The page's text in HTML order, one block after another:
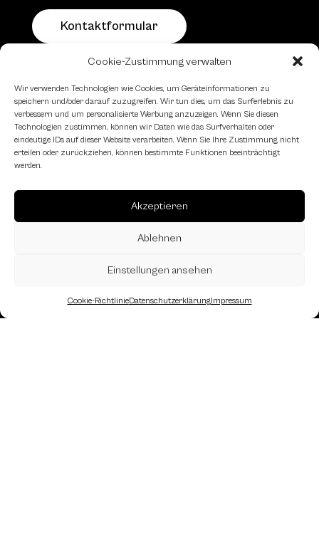
Cookie-Zustimmung verwalten
Wir verwenden Technologien wie Cookies, um Geräteinformationen zu
speichern und/oder darauf zuzugreifen. Wir tun dies, um das Surferlebnis zu
verbessern und um personalisierte Werbung anzuzeigen. Wenn Sie diesen
Technologien zustimmen, können wir Daten wie das Surfverhalten oder
eindeutige IDs auf dieser Website verarbeiten. Wenn Sie Ihre Zustimmung nicht
erteilen oder zurückziehen, können bestimmte Funktionen beeinträchtigt
werden.
Akzeptieren
Ablehnen
Einstellungen ansehen
Cookie-RichtlinieDatenschutzerklärungImpressum
Kontaktformular